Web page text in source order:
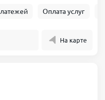
Оплата услуг
На карте